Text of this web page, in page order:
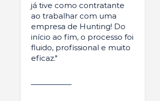
já tive como contratante
ao trabalhar com uma
empresa de Hunting! Do
início ao fim, o processo foi
fluido, profissional e muito
eficaz."